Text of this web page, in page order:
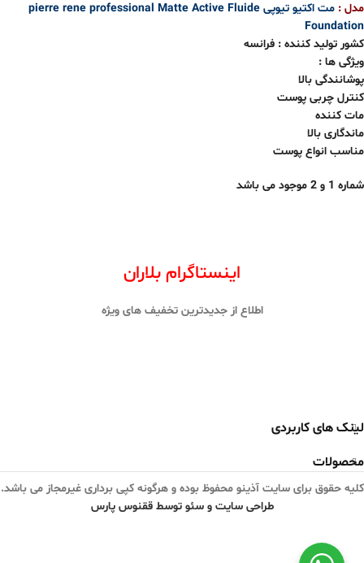
مدل :
مت اکتیو تیوپی pierre rene professional Matte Active Fluide
Foundation
کشور تولید کننده : فرانسه
ویژگی ها :
پوشانندگی بالا
کنترل چربی پوست
مات کننده
ماندگاری بالا
مناسب انواع پوست
شماره 1 و 2 موجود می باشد
اینستاگرام بلاران
اطلاع از جدیدترین تخفیف های ویژه
لینک های کاربردی
محصولات
کلیه حقوق برای سایت آذینو محفوظ بوده و هرگونه کپی برداری غیرمجاز می باشد.
طراحی سایت و سئو توسط ققنوس پارس